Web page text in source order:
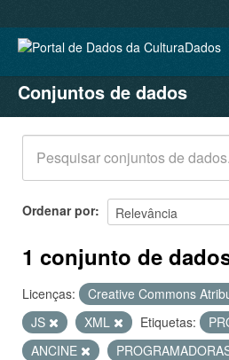
CONJUNTOS DE DADOS
ORGANIZAÇÕES
GRUPOS
SOBRE
Conjuntos de dados
Ordenar por
1 conjunto de
Licenças: Creative Commons
JS
XML Etiquetas:
ANCINE